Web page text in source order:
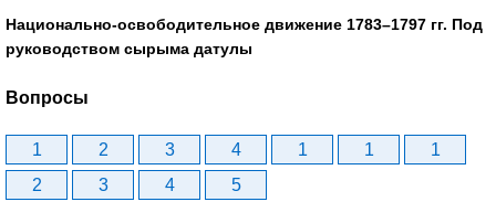
Национально-освободительное движение 1783–1797 гг. Под
руководством сырыма датулы
Вопросы
1 2 3 4 1 1
1
2
3 4 5